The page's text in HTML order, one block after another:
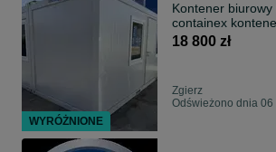
Kontener
containex
18 800 zł
Zgierz
Odświeżono dnia
WYRÓŻNIONE